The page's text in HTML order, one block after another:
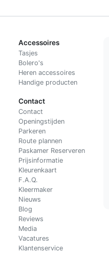
Accessoires
Tasjes
Bolero's
Heren accessoires
Handige producten
Contact
Contact
Openingstijden
Parkeren
Route plannen
Paskamer Reserveren
Prijsinformatie
Kleurenkaart
F.A.Q.
Kleermaker
Nieuws
Blog
Reviews
Media
Vacatures
Klantenservice